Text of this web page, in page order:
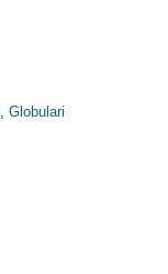
Globulari